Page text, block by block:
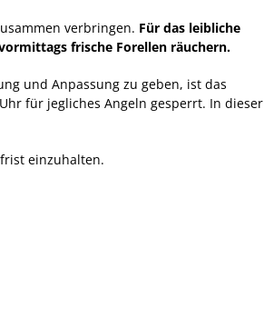
verbringen. Für das leibliche
frische Forellen räuchern.
und Anpassung zu geben, ist das
für jegliches Angeln gesperrt. In dieser
einzuhalten.